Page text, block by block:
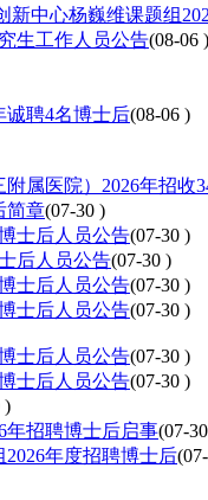
中心杨巍维课题组
生工作人员公告(08-06 )
诚聘4名博士后(08-06 )
属医院）2026年招收
简章(07-30 )
士后人员公告(07-30 )
后人员公告(07-30 )
士后人员公告(07-30 )
士后人员公告(07-30 )
士后人员公告(07-30 )
士后人员公告(07-30 )
)
年招聘博士后启事(07-
年度招聘博士后